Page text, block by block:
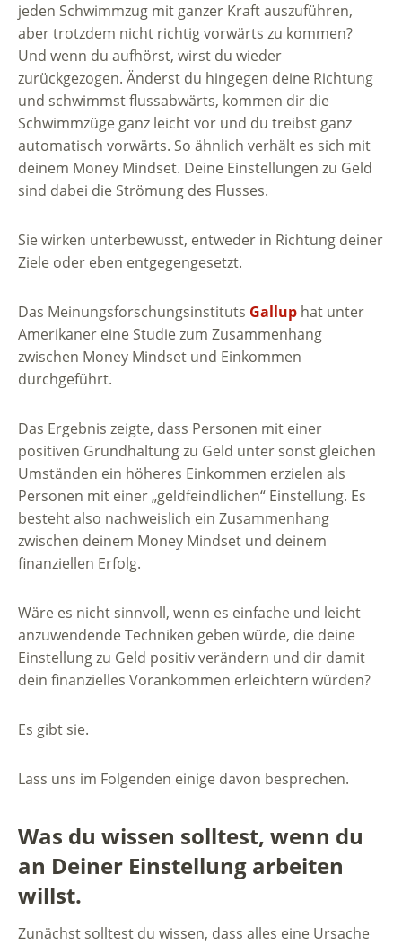
jeden Schwimmzug mit ganzer Kraft auszuführen,
aber trotzdem nicht richtig vorwärts zu kommen?
Und wenn du aufhörst, wirst du wieder
zurückgezogen. Änderst du hingegen deine Richtung
und schwimmst flussabwärts, kommen dir die
Schwimmzüge ganz leicht vor und du treibst ganz
automatisch vorwärts. So ähnlich verhält es sich mit
deinem Money Mindset. Deine Einstellungen zu Geld
sind dabei die Strömung des Flusses.
Sie wirken unterbewusst, entweder in Richtung deiner
Ziele oder eben entgegengesetzt.
Das Meinungsforschungsinstituts Gallup hat unter
Amerikaner eine Studie zum Zusammenhang
zwischen Money Mindset und Einkommen
durchgeführt.
Das Ergebnis zeigte, dass Personen mit einer
positiven Grundhaltung zu Geld unter sonst gleichen
Umständen ein höheres Einkommen erzielen als
Personen mit einer „geldfeindlichen“ Einstellung. Es
besteht also nachweislich ein Zusammenhang
zwischen deinem Money Mindset und deinem
finanziellen Erfolg.
Wäre es nicht sinnvoll, wenn es einfache und leicht
anzuwendende Techniken geben würde, die deine
Einstellung zu Geld positiv verändern und dir damit
dein finanzielles Vorankommen erleichtern würden?
Es gibt sie.
Lass uns im Folgenden einige davon besprechen.
Was du wissen solltest, wenn du
an Deiner Einstellung arbeiten
willst.
Zunächst solltest du wissen, dass alles eine Ursache